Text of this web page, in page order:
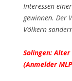
Interessen
gewinnen. Der
Völkern
Solingen:
(Anmelder